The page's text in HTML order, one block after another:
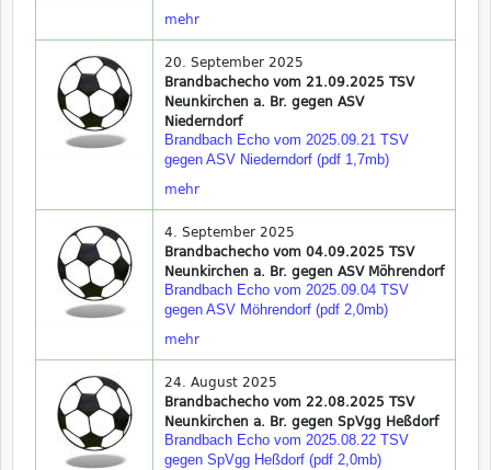
mehr
20. September 2025
Brandbachecho vom 21.09.2025 TSV
Neunkirchen a. Br. gegen ASV
Niederndorf
Brandbach Echo vom 2025.09.21 TSV
gegen ASV Niederndorf (pdf 1,7mb)
mehr
4. September 2025
Brandbachecho vom 04.09.2025 TSV
Neunkirchen a. Br. gegen ASV Möhrendorf
Brandbach Echo vom 2025.09.04 TSV
gegen ASV Möhrendorf (pdf 2,0mb)
mehr
24. August 2025
Brandbachecho vom 22.08.2025 TSV
Neunkirchen a. Br. gegen SpVgg Heßdorf
Brandbach Echo vom 2025.08.22 TSV
gegen SpVgg Heßdorf (pdf 2,0mb)